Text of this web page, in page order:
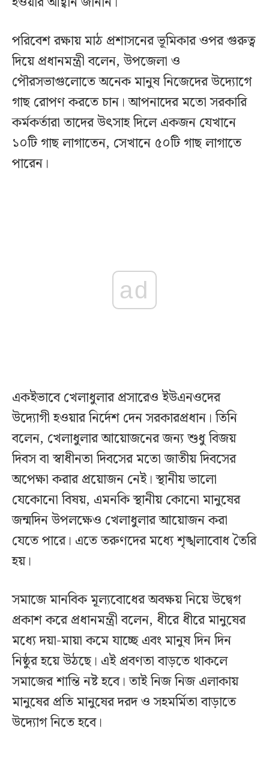
পরিবেশ রক্ষায় মাঠ প্রশাসনের ভূমিকার ওপর গুরুত্ব
দিয়ে প্রধানমন্ত্রী বলেন, উপজেলা ও
পৌরসভাগুলোতে অনেক মানুষ নিজেদের উদ্যোগে
গাছ রোপণ করতে চান। আপনাদের মতো সরকারি
কর্মকর্তারা তাদের উৎসাহ দিলে একজন যেখানে
১০টি গাছ লাগাতেন, সেখানে ৫০টি গাছ লাগাতে
পারেন।
ad
একইভাবে খেলাধুলার প্রসারেও ইউএনওদের
উদ্যোগী হওয়ার নির্দেশ দেন সরকারপ্রধান। তিনি
বলেন, খেলাধুলার আয়োজনের জন্য শুধু বিজয়
দিবস বা স্বাধীনতা দিবসের মতো জাতীয় দিবসের
অপেক্ষা করার প্রয়োজন নেই। স্থানীয় ভালো
যেকোনো বিষয়, এমনকি স্থানীয় কোনো মানুষের
জন্মদিন উপলক্ষেও খেলাধুলার আয়োজন করা
যেতে পারে। এতে তরুণদের মধ্যে শৃঙ্খলাবোধ তৈরি
হয়।
সমাজে মানবিক মূল্যবোধের অবক্ষয় নিয়ে উদ্বেগ
প্রকাশ করে প্রধানমন্ত্রী বলেন, ধীরে ধীরে মানুষের
মধ্যে দয়া-মায়া কমে যাচ্ছে এবং মানুষ দিন দিন
নিষ্ঠুর হয়ে উঠছে। এই প্রবণতা বাড়তে থাকলে
সমাজের শান্তি নষ্ট হবে। তাই নিজ নিজ এলাকায়
মানুষের প্রতি মানুষের দরদ ও সহমর্মিতা বাড়াতে
উদ্যোগ নিতে হবে।